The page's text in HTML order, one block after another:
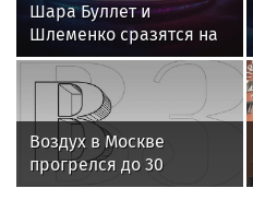
Шара Буллет и
Шлеменко сразятся на
турнире RAF в Москве 5
сентября
Воздух в Москве
прогрелся до 30
градусов в пятый раз